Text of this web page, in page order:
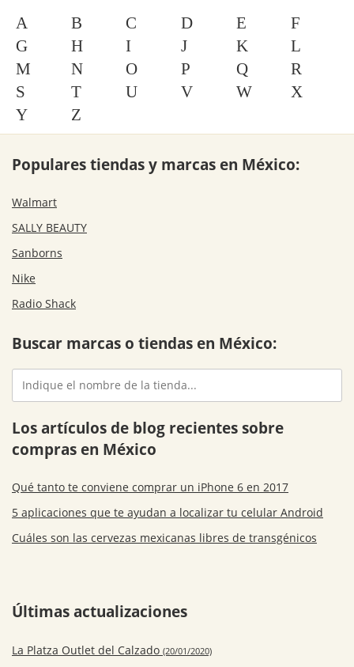
A B C D E
F
G
H I J K
L
M
N O P Q
R
S
T U V W
X
Y
Z
Populares tiendas y marcas en México:
Walmart
SALLY BEAUTY
Sanborns
Nike
Radio Shack
Buscar marcas o tiendas en México:
Los artículos de blog recientes sobre
compras en México
Qué tanto te conviene comprar un iPhone 6 en 2017
5 aplicaciones que te ayudan a localizar tu celular Android
Cuáles son las cervezas mexicanas libres de transgénicos
Últimas actualizaciones
La Platza Outlet del Calzado (20/01/2020)